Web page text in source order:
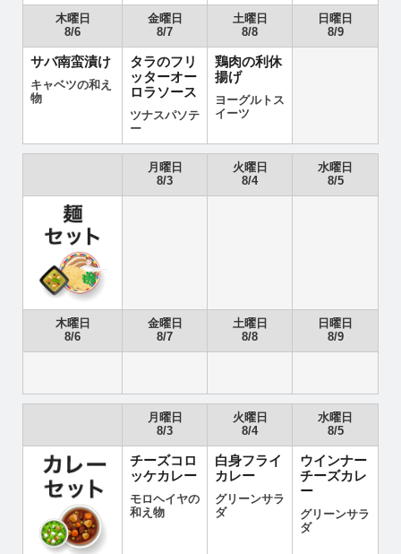
木曜日
8/6
金曜日
8/7
土曜日
8/8
日曜日
8/9
サバ南蛮漬け
キャベツの和え
物
タラのフリ
ッターオー
ロラソース
ツナスパソテ
ー
鶏肉の利休
揚げ
ヨーグルトス
イーツ
月曜日
8/3
火曜日
8/4
水曜日
8/5
木曜日
8/6
金曜日
8/7
土曜日
8/8
日曜日
8/9
月曜日
8/3
火曜日
8/4
水曜日
8/5
チーズコロ
ッケカレー
モロヘイヤの
和え物
白身フライ
カレー
グリーンサラ
ダ
ウインナー
チーズカレ
ー
グリーンサラ
ダ